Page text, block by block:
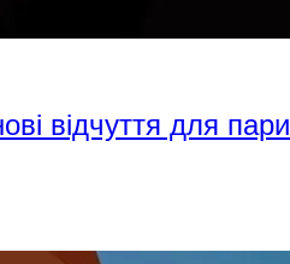
відчуття для пари